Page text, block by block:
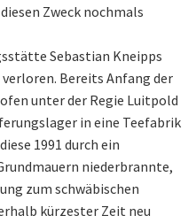
Zweck nochmals
Sebastian Kneipps
Bereits Anfang der
unter der Regie Luitpold
in eine Teefabrik
1991 durch ein
niederbrannte,
zum schwäbischen
kürzester Zeit neu